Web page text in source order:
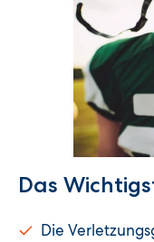
Das
Die